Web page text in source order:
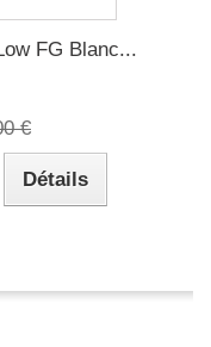
FG Blanc...
€
Détails